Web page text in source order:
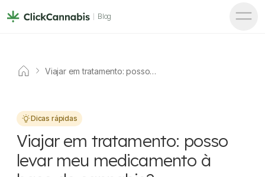
Blog
Viajar em tratamento: posso
Dicas rápidas
Viajar em tratamento: posso
levar meu medicamento à